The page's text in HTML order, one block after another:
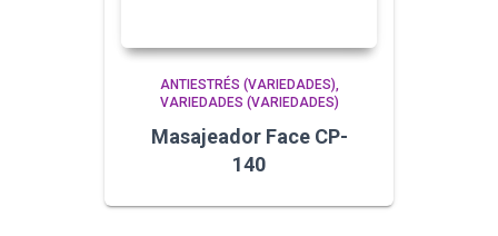
ANTIESTRÉS (VARIEDADES)
VARIEDADES (VARIEDADES)
Masajeador Face CP-
140